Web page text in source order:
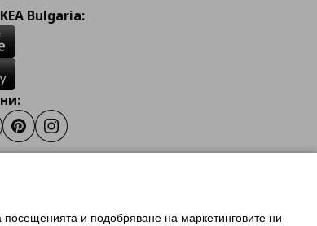
Bulgaria:
PinterestInstagram
и подобряване на маркетинговите ни